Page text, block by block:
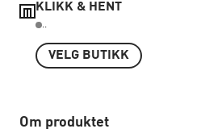
KLIKK & HENT
..
VELG BUTIKK
Om produktet